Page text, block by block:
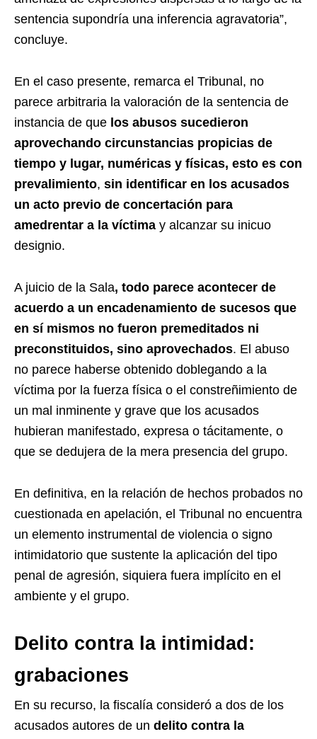
sentencia supondría una inferencia agravatoria”,
concluye.
En el caso presente, remarca el Tribunal, no
parece arbitraria la valoración de la sentencia de
instancia de que los abusos sucedieron
aprovechando circunstancias propicias de
tiempo y lugar, numéricas y físicas, esto es con
prevalimiento, sin identificar en los acusados
un acto previo de concertación para
amedrentar a la víctima y alcanzar su inicuo
designio.
A juicio de la Sala, todo parece acontecer de
acuerdo a un encadenamiento de sucesos que
en sí mismos no fueron premeditados ni
preconstituidos, sino aprovechados. El abuso
no parece haberse obtenido doblegando a la
víctima por la fuerza física o el constreñimiento de
un mal inminente y grave que los acusados
hubieran manifestado, expresa o tácitamente, o
que se dedujera de la mera presencia del grupo.
En definitiva, en la relación de hechos probados no
cuestionada en apelación, el Tribunal no encuentra
un elemento instrumental de violencia o signo
intimidatorio que sustente la aplicación del tipo
penal de agresión, siquiera fuera implícito en el
ambiente y el grupo.
Delito contra la intimidad:
grabaciones
En su recurso, la fiscalía consideró a dos de los
acusados autores de un delito contra la